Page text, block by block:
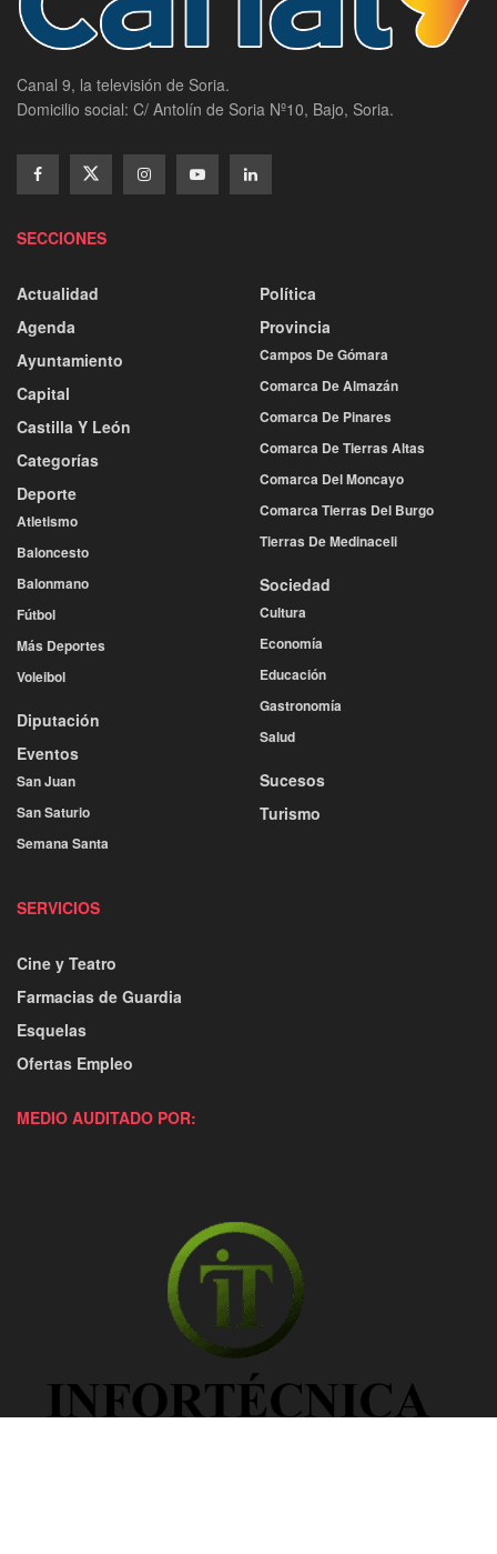
Canal 9, la televisión de Soria.
Domicilio social: C/ Antolín de Soria Nº10, Bajo, Soria.
SECCIONES
Actualidad
Agenda
Ayuntamiento
Capital
Castilla Y León
Categorías
Deporte
Atletismo
Baloncesto
Balonmano
Fútbol
Más Deportes
Voleibol
Diputación
Eventos
San Juan
San Saturio
Semana Santa
Política
Provincia
Campos De Gómara
Comarca De Almazán
Comarca De Pinares
Comarca De Tierras Altas
Comarca Del Moncayo
Comarca Tierras Del Burgo
Tierras De Medinaceli
Sociedad
Cultura
Economía
Educación
Gastronomía
Salud
Sucesos
Turismo
SERVICIOS
Cine y Teatro
Farmacias de Guardia
Esquelas
Ofertas Empleo
MEDIO AUDITADO POR: